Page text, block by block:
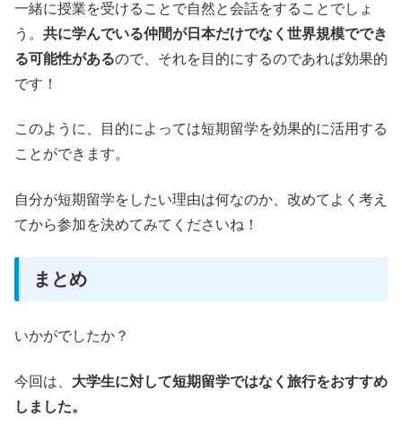
一緒に授業を受けることで自然と会話をすることでしょ
う。 共に学んでいる仲間が日本だけでなく世界規模ででき
る可能性があるので、それを目的にするのであれば効果的
です！
このように、目的によっては短期留学を効果的に活用する
ことができます。
自分が短期留学をしたい理由は何なのか、改めてよく考え
てから参加を決めてみてくださいね！
まとめ
いかがでしたか？
今回は、 大学生に対して短期留学ではなく旅行をおすすめ
しました。